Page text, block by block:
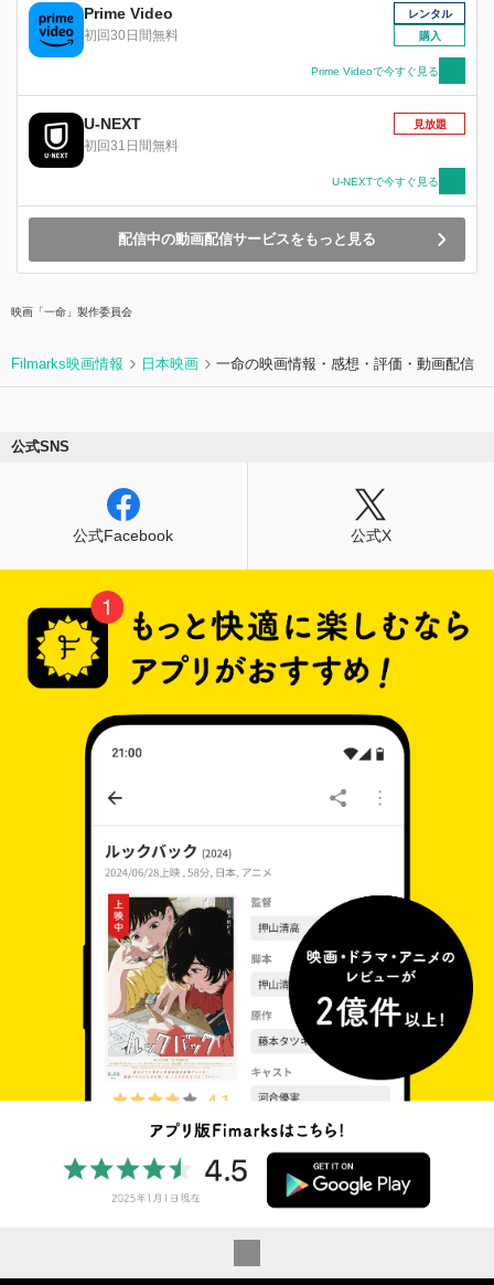
に、尊皇攘夷の名のもと、京都府中守護の名目で
結成された新選組の隊士である。幕府の力が弱ま
るにつれ、明日をも知れない運命に翻弄される隊
士たちの中で、貫一郎はただ一人、異彩を放って
いた。名誉を重んじ、死を恐れない武士の世界に
おいて、彼は生き残りたいと熱望し、金銭を得る
ために戦った。全ては故郷の妻と子供たちを守る
ためだった。大義名分、権力、名誉。そんなもの
はどうでもよかった。愚直なまでに「愛する者の
ために生きる」。家族だけではない。友、仲間、
心を通わせた相手のために貫一郎は生き抜いた。
やがて「守銭奴」と彼をさげすんでいた隊士も気
づき始める。この男の「義」は、「人としての
Prime Video
初回30日間無料
レンタル
購入
Prime Videoで今すぐ見る
U-NEXT
初回31日間無料
見放題
U-NEXTで今すぐ見る
配信中の動画配信サービスをもっと見る
映画「一命」製作委員会
Filmarks映画情報 日本映画 一命の映画情報・感想・評価・動画配信
公式SNS
公式Facebook 公式X